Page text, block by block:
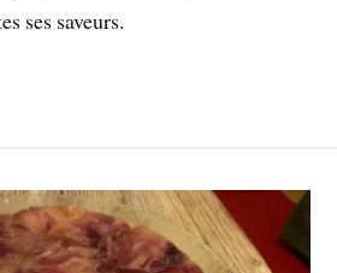
ses saveurs.